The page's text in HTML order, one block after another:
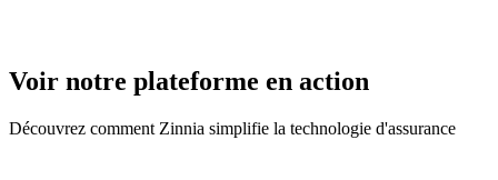
Voir notre plateforme en action
Découvrez comment Zinnia simplifie la technologie d'assurance